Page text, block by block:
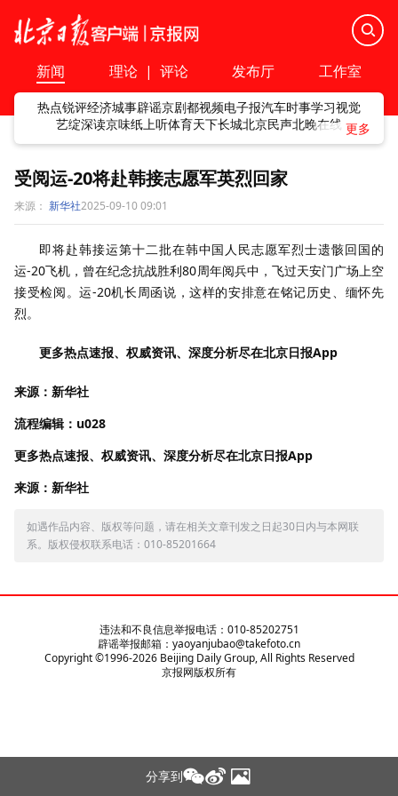
新闻 理论 | 评论 发布厅 工作室
热点锐评经济城事辟谣京剧都视频电子报汽车时事学习视觉
艺绽深读京味纸上听体育天下长城北京民声北晚在线
受阅运-20将赴韩接志愿军英烈回家
来源： 新华社2025-09-10 09:01
即将赴韩接运第十二批在韩中国人民志愿军烈士遗骸回国的
运-20飞机，曾在纪念抗战胜利80周年阅兵中，飞过天安门广场上空
接受检阅。运-20机长周函说，这样的安排意在铭记历史、缅怀先
烈。
更多热点速报、权威资讯、深度分析尽在北京日报App
来源：新华社
流程编辑：u028
更多热点速报、权威资讯、深度分析尽在北京日报App
来源：新华社
如遇作品内容、版权等问题，请在相关文章刊发之日起30日内与本网联
系。版权侵权联系电话：010-85201664
分享到
违法和不良信息举报电话：010-85202751
辟谣举报邮箱：yaoyanjubao@takefoto.cn
Copyright ©1996-2026Beijing Daily Group, All Rights Reserved
京报网版权所有